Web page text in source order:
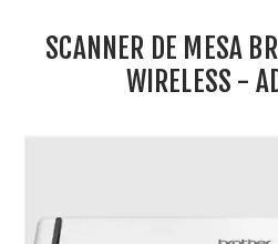
SCANNER DE MESA
WIRELESS -